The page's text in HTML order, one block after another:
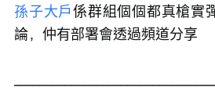
孫子大戶係群組個個都真槍實
論，仲有部署會透過頻道分享